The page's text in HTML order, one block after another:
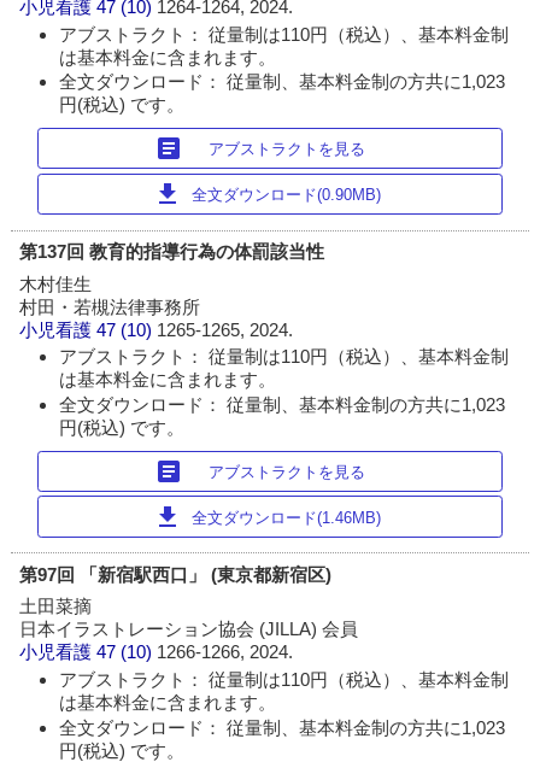
小児看護 47 (10) 1264-1264, 2024.
アブストラクト： 従量制は110円（税込）、基本料金制
は基本料金に含まれます。
全文ダウンロード： 従量制、基本料金制の方共に1,023
円(税込) です。
article アブストラクトを見る
download 全文ダウンロード(0.90MB)
第137回 教育的指導行為の体罰該当性
木村佳生
村田・若槻法律事務所
小児看護 47 (10) 1265-1265, 2024.
アブストラクト： 従量制は110円（税込）、基本料金制
は基本料金に含まれます。
全文ダウンロード： 従量制、基本料金制の方共に1,023
円(税込) です。
article アブストラクトを見る
download 全文ダウンロード(1.46MB)
第97回 「新宿駅西口」 (東京都新宿区)
土田菜摘
日本イラストレーション協会 (JILLA) 会員
小児看護 47 (10) 1266-1266, 2024.
アブストラクト： 従量制は110円（税込）、基本料金制
は基本料金に含まれます。
全文ダウンロード： 従量制、基本料金制の方共に1,023
円(税込) です。